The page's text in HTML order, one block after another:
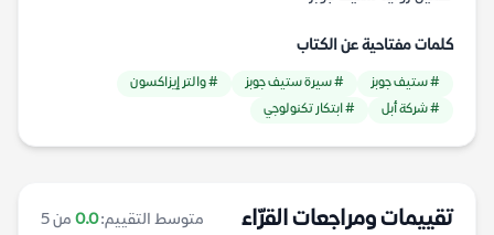
كلمات مفتاحية عن الكتاب
# ستيف جوبز # سيرة ستيف جوبز
# والتر إيزاكسون
# شركة أبل
# ابتكار تكنولوجي
تقييمات ومراجعات القرّاء متوسط التقييم:0.0 من 5